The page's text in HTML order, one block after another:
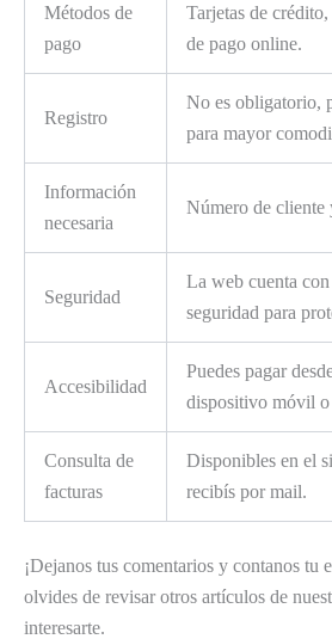
Métodos de
pago
Tarjetas de
de pago online.
Registro
No es obligatorio,
para mayor
Información
necesaria
Número de cliente
Seguridad
La web cuenta
seguridad para
Accesibilidad
Puedes pagar
dispositivo móvil o
Consulta de
facturas
Disponibles en el
recibís por mail.
¡Dejanos tus comentarios y contanos tu
olvides de revisar otros artículos de
interesarte.